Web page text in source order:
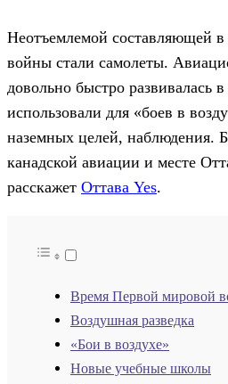
Неотъемлемой составляющей
войны стали самолеты.
довольно быстро развивалась
использовали для «боев в
наземных целей, наблюдения.
канадской авиации и месте
расскажет Оттава Yes.
Время Первой мировой
Воздушная разведка
«Бои в воздухе»
Новые учебные школы